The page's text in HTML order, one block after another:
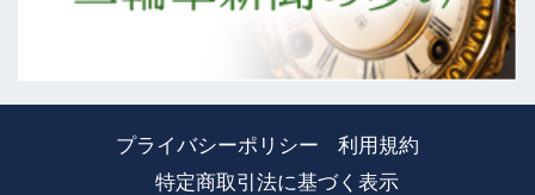
プライバシーポリシー
利用規約
特定商取引法に基づく表示